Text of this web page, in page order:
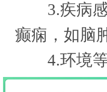
3.疾病感
癫痫，如脑
4.环境等
村发病率高